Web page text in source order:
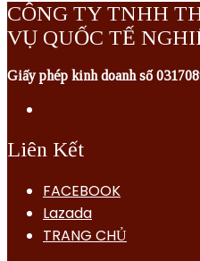
CÔNG TY TNHH
VỤ QUỐC TẾ
Giấy phép kinh doanh số
Liên Kết
FACEBOOK
Lazada
TRANG CHỦ